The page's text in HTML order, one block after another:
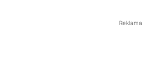
Reklama